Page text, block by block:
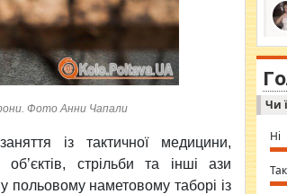
Фото Анни Чапали
із тактичної медицини,
стрільби та інші ази
польовому наметовому таборі із
за
ми
in
⇒
Чи
Ні
Так